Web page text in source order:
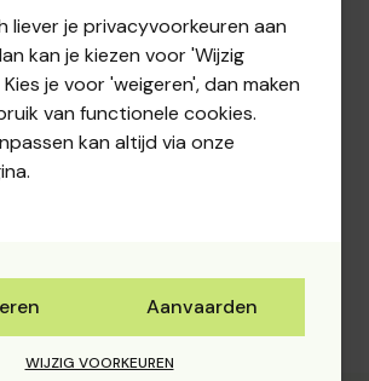
niet contact op te nemen met
nummer 056/41.03.68 of via
al opteerden voor de
omdat de omzetdrempel niet meer
moeten nu niets speciaal doen.
zich verder blijven houden aan de
Financiën van 3 maart 2014
liever je privacyvoorkeuren aan
kan je kiezen voor 'Wijzig
je voor 'weigeren', dan maken
van functionele cookies.
kan altijd via onze
Aanvaarden
WIJZIG VOORKEUREN